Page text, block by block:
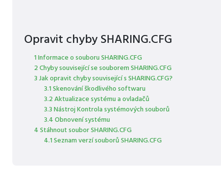
Opravit chyby SHARING.CFG
1 Informace o souboru SHARING.CFG
2 Chyby související se souborem SHARING.CFG
3 Jak opravit chyby související s SHARING.CFG?
3.1 Skenování škodlivého softwaru
3.2 Aktualizace systému a ovladačů
3.3 Nástroj Kontrola systémových souborů
3.4 Obnovení systému
4 Stáhnout soubor SHARING.CFG
4.1 Seznam verzí souborů SHARING.CFG